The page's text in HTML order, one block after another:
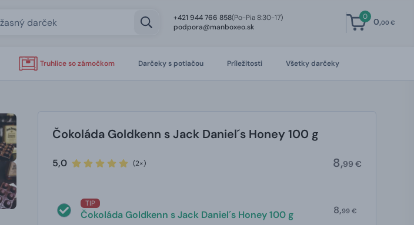
+421 944 766 858(Po-Pia 8:30-17)
podpora@manboxeo.sk
0 0,00 €
Truhlice so zámočkom Darčeky s potlačou Príležitosti Všetky darčeky
Čokoláda Goldkenn s Jack Daniel´s Honey 100 g
5,0 (2×) 8,99 €
TIP
Čokoláda Goldkenn s Jack Daniel´s Honey 100 g 8,99 €